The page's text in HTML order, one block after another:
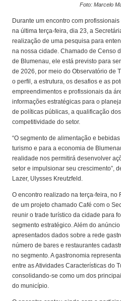
Foto: Marcelo
Durante um encontro com
na última terça-feira, dia 23, a
realização de uma pesquisa para
na nossa cidade. Chamado de Censo
de Blumenau, ele está previsto para
de 2026, por meio do Observatório de
o perfil, a estrutura, os desafios e as
empreendimentos e profissionais da
informações estratégicas para o
de políticas públicas, a qualificação
competitividade do setor.
“O segmento de alimentação e
turismo e para a economia de
realidade nos permitirá desenvolver
setor e impulsionar seu crescimento”,
Lazer, Ulysses Kreutzfeld.
O encontro realizado na terça-feira, no
de um projeto chamado Café com o
reunir o trade turístico da cidade para
segmento estratégico. Além do
apresentados dados sobre a rede
número de bares e restaurantes
no segmento. A gastronomia
entre as Atividades Características do
consolidando-se como um dos
do município.